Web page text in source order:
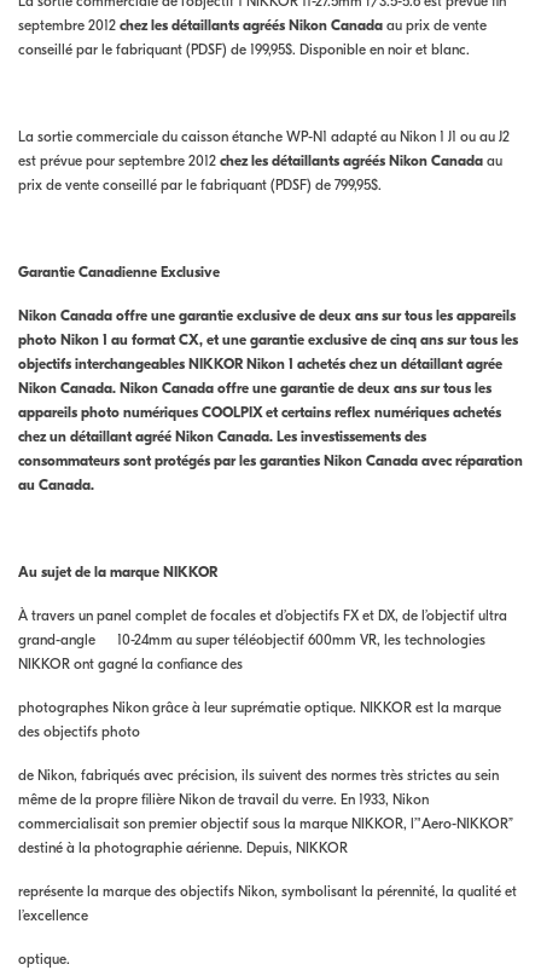
septembre 2012 chez les détaillants agréés Nikon Canada au prix de vente
conseillé par le fabriquant (PDSF) de 199,95$. Disponible en noir et blanc.
La sortie commerciale du caisson étanche WP-N1 adapté au Nikon 1 J1 ou au J2
est prévue pour septembre 2012 chez les détaillants agréés Nikon Canada au
prix de vente conseillé par le fabriquant (PDSF) de 799,95$.
Garantie Canadienne Exclusive
Nikon Canada offre une garantie exclusive de deux ans sur tous les appareils
photo Nikon 1 au format CX, et une garantie exclusive de cinq ans sur tous les
objectifs interchangeables NIKKOR Nikon 1 achetés chez un détaillant agrée
Nikon Canada. Nikon Canada offre une garantie de deux ans sur tous les
appareils photo numériques COOLPIX et certains reflex numériques achetés
chez un détaillant agréé Nikon Canada. Les investissements des
consommateurs sont protégés par les garanties Nikon Canada avec réparation
au Canada.
Au sujet de la marque NIKKOR
À travers un panel complet de focales et d’objectifs FX et DX, de l’objectif ultra
grand-angle 10-24mm au super téléobjectif 600mm VR, les technologies
NIKKOR ont gagné la confiance des
photographes Nikon grâce à leur suprématie optique. NIKKOR est la marque
des objectifs photo
de Nikon, fabriqués avec précision, ils suivent des normes très strictes au sein
même de la propre filière Nikon de travail du verre. En 1933, Nikon
commercialisait son premier objectif sous la marque NIKKOR, l’"Aero-NIKKOR”
destiné à la photographie aérienne. Depuis, NIKKOR
représente la marque des objectifs Nikon, symbolisant la pérennité, la qualité et
l’excellence
optique.